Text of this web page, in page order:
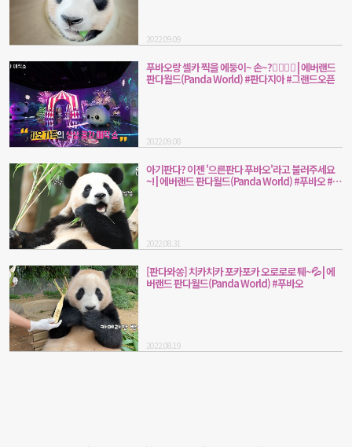
2022.09.09
푸바오랑 셀카 찍을 에둥이~ 손~?🙋‍♀🙋‍♂ | 에버랜드
판다월드(Panda World) #판다지아 #그랜드오픈
2022.09.08
아기판다? 이젠 '으른판다 푸바오'라고 불러주세요
~! | 에버랜드 판다월드(Panda World) #푸바오 #아
2022.08.31
[판다와쏭] 치카치카 포카포카 오로로로 퉤~💦 | 에
버랜드 판다월드(Panda World) #푸바오
2022.08.19